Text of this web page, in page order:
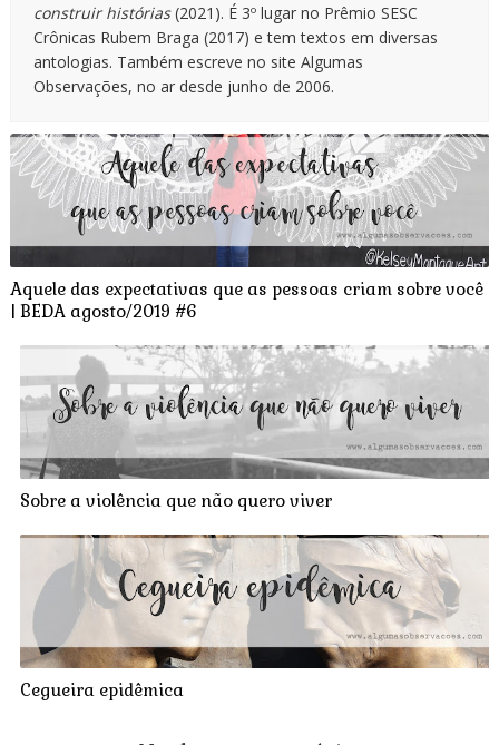
construir histórias(2021). É 3º lugar no Prêmio SESC
Crônicas Rubem Braga (2017) e tem textos em diversas
antologias. Também escreve no site Algumas
Observações, no ar desde junho de 2006.
Aquele das expectativas que as pessoas criam sobre você
| BEDA agosto/2019 #6
Sobre a violência que não quero viver
Cegueira epidêmica